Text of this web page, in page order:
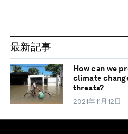
最新記事
How can we
climate
threats?
2021年11月12日